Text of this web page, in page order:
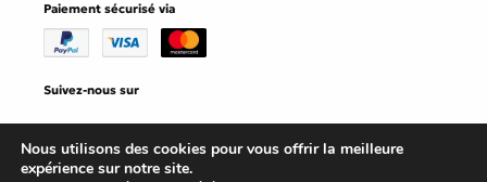
Paiement sécurisé via
Suivez-nous sur
Facebook
Instagram
LinkedIn
Nous utilisons des cookies pour vous offrir la meilleure
expérience sur notre site.